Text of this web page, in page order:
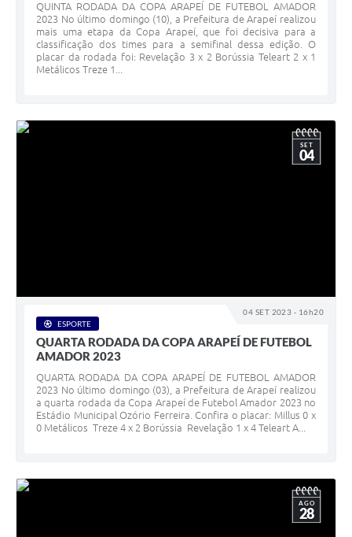
QUINTA RODADA DA COPA ARAPEÍ DE FUTEBOL AMADOR
2023 No último domingo (10), a Prefeitura de Arapeí realizou
mais uma etapa da Copa Arapeí, que foi decisiva para a
classificação dos times para a semifinal dessa edição. O
placar da rodada foi: Revelação 3 x 2 Borússia Teleart 2 x 1
Metálicos Treze 1...
04 SET 2023 - 16h20
SET
04
ESPORTE
QUARTA RODADA DA COPA ARAPEÍ DE FUTEBOL
AMADOR 2023
QUARTA RODADA DA COPA ARAPEÍ DE FUTEBOL AMADOR
2023 No último domingo (03), a Prefeitura de Arapeí realizou
a quarta rodada da Copa Arapeí de Futebol Amador 2023 no
Estádio Municipal Ozório Ferreira. Confira o placar: Millus 0 x
0 Metálicos Treze 4 x 2 Borússia Revelação 1 x 4 Teleart A...
AGO
28